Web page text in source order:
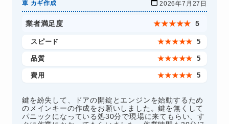
車 カギ作成
2026年7月27日
業者満足度 ★★★★★ 5
スピード ★★★★★ 5
品質 ★★★★★ 5
費用 ★★★★★ 5
鍵を紛失して、ドアの開錠とエンジンを始動するため
のメインキーの作成をお願いしました。鍵を無くして
パニックになっている処30分で現場に来てもらい、す